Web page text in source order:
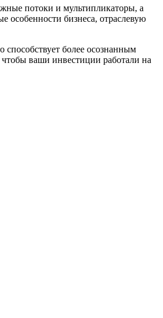
потоки и мультипликаторы, а
особенности бизнеса, отраслевую
способствует более осознанным
ваши инвестиции работали на